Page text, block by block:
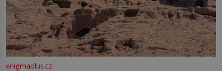
enigmaplus.cz